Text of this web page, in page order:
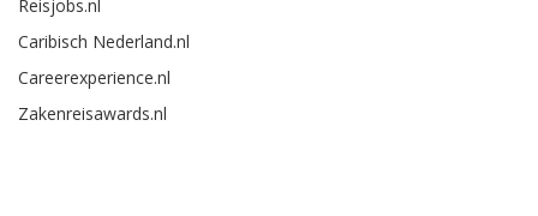
Reisjobs.nl
Caribisch Nederland.nl
Careerexperience.nl
Zakenreisawards.nl